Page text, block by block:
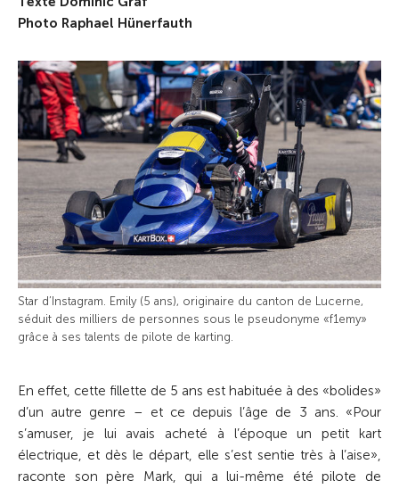
Photo Raphael Hünerfauth
Star d’Instagram. Emily (5 ans), originaire du canton de Lucerne,
séduit des milliers de personnes sous le pseudonyme «f1emy»
grâce à ses talents de pilote de karting.
En effet, cette fillette de 5 ans est habituée à des «bolides»
d’un autre genre – et ce depuis l’âge de 3 ans. «Pour
s’amuser, je lui avais acheté à l’époque un petit kart
électrique, et dès le départ, elle s’est sentie très à l’aise»,
raconte son père Mark, qui a lui-même été pilote de